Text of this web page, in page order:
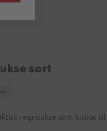
sort
regnbukse som bidrar